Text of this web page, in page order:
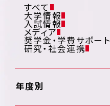
すべて
大学情報
入試情報
メディア
奨学金・学費サポート
研究・社会連携
年度別